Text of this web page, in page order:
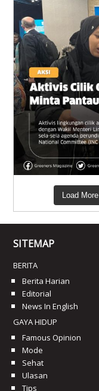
Load More
SITEMAP
BERITA
Berita Harian
Editorial
News In English
GAYA HIDUP
Famous Opinion
Mode
Sehat
Ulasan
Tips